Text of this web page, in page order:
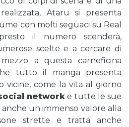
Ataru si presenta
con molti seguaci su Real
il numero scenderà,
scelte e a cercare di
a questa carneficina
tutto il manga presenta
vicine, come la vita al giorno
network e tutte le sue
un immenso valore alla
strette e tratta anche